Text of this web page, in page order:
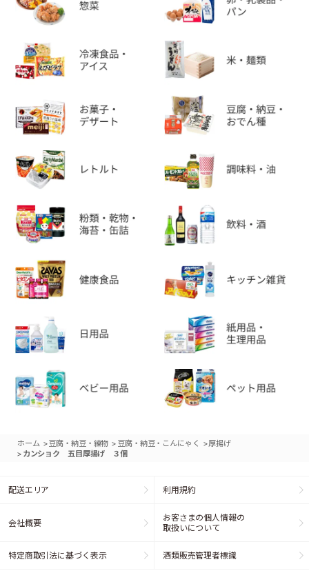
ホーム >豆腐・納豆・練物 > 豆腐・納豆・こんにゃく >厚揚げ
> カンショク 五目厚揚げ ３個
配送エリア 利用規約
会社概要
お客さまの個人情報の
取扱いについて
特定商取引法に基づく表示 酒類販売管理者標識